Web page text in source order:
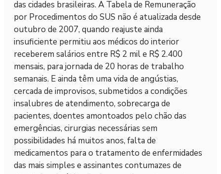
das cidades brasileiras. A Tabela de Remuneração
por Procedimentos do SUS não é atualizada desde
outubro de 2007, quando reajuste ainda
insuficiente permitiu aos médicos do interior
receberem salários entre R$ 2 mil e R$ 2.400
mensais, para jornada de 20 horas de trabalho
semanais. E ainda têm uma vida de angústias,
cercada de improvisos, submetidos a condições
insalubres de atendimento, sobrecarga de
pacientes, doentes amontoados pelo chão das
emergências, cirurgias necessárias sem
possibilidades há muitos anos, falta de
medicamentos para o tratamento de enfermidades
das mais simples e assinantes contumazes de